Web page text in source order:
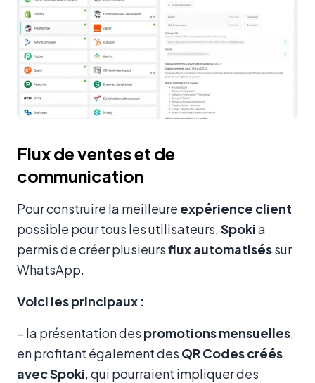
Flux de ventes et de
communication
Pour construire la meilleure expérience client
possible pour tous les utilisateurs,Spokia
permis de créer plusieursflux automatiséssur
WhatsApp.
Voici les principaux :
– la présentation des promotions mensuelles,
en profitant également des QR Codes créés
avec Spoki, qui pourraient impliquer des